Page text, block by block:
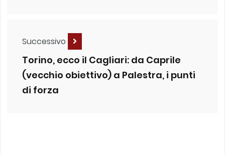
Successivo
Torino, ecco il Cagliari: da Caprile
(vecchio obiettivo) a Palestra, i punti
di forza